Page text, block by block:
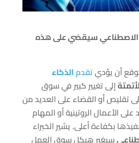
الذكاء الاصطناعي سيقضي على هذه
تقدمالذكاء
إلى تغيير كبير في سوق
تقليص أو القضاء على العديد من
الأعمال الروتينية أو المهام
بكفاءة أعلى. يشير الخبراء
سيغير هيكل سوق العمل